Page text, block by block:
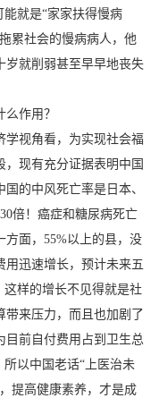
就是“家家扶得慢病
累社会的慢病病人，他
岁就削弱甚至早早地丧失
作用？
学视角看，为实现社会福
现有充分证据表明中国
的中风死亡率是日本、
倍！癌症和糖尿病死亡
面，55%以上的县，没
用迅速增长，预计未来五
样的增长不见得就是社
带来压力，而且也加剧了
目前自付费用占到卫生总
以中国老话“上医治未
提高健康素养，才是成